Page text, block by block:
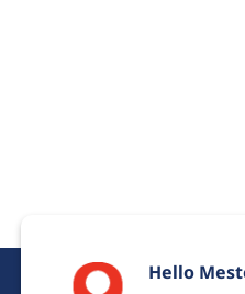
Hello